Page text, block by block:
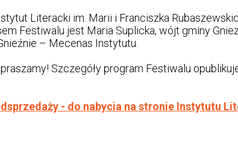
Literacki im. Marii i Franciszka
Festiwalu jest Maria Suplicka, wójt gminy
– Mecenas Instytutu.
Szczegóły program Festiwalu
- do nabycia na stronie Instytutu